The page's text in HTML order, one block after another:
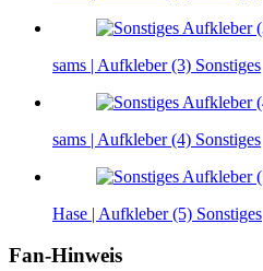
sams | Aufkleber (3) Sonstiges
sams | Aufkleber (4) Sonstiges
Hase | Aufkleber (5) Sonstiges
Fan-Hinweis